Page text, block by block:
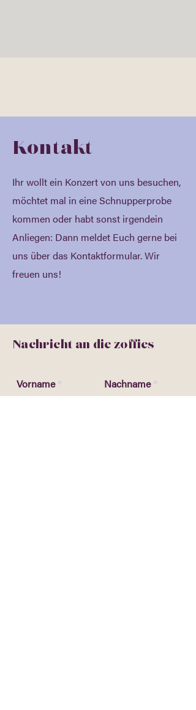
Kontakt
Ihr wollt ein Konzert von uns besuchen,
möchtet mal in eine Schnupperprobe
kommen oder habt sonst irgendein
Anliegen: Dann meldet Euch gerne bei
uns über das Kontaktformular. Wir
freuen uns!
Nachricht an die zoffies
Vorname Nachname